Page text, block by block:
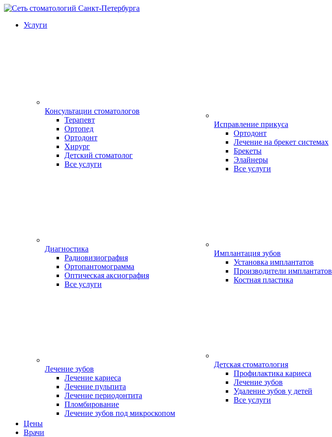
Услуги
Консультации стоматологов
Терапевт
Ортопед
Ортодонт
Хирург
Детский стоматолог
Все услуги
Диагностика
Радиовизиография
Ортопантомограмма
Оптическая аксиография
Все услуги
Лечение зубов
Лечение кариеса
Лечение пульпита
Лечение периодонтита
Пломбирование
Лечение зубов под микроскопом
Исправление прикуса
Ортодонт
Лечение на брекет системах
Брекеты
Элайнеры
Все услуги
Имплантация зубов
Установка имплантатов
Производители имплантатов
Костная пластика
Детская стоматология
Профилактика кариеса
Лечение зубов
Удаление зубов у детей
Все услуги
Цены
Врачи